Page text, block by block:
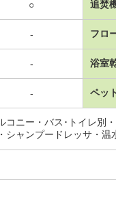
○ 追焚
- フロ
- 浴室
- ペッ
コニー・バス･トイレ別
シャンプードレッサ・温